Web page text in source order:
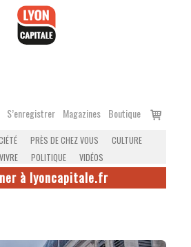
S’enregistrer Magazines Boutique
Voir
PRÈS DE CHEZ VOUS
CULTURE
POLITIQUE VIDÉOS
à lyoncapitale.fr